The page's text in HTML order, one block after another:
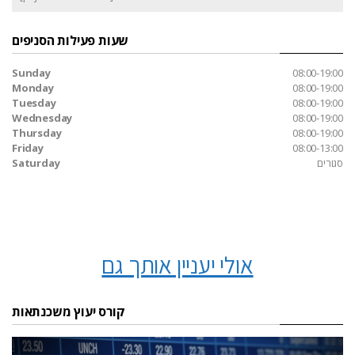
שעות פעילות הסניפים
Sunday
08:00-19:00
Monday
08:00-19:00
Tuesday
08:00-19:00
Wednesday
08:00-19:00
Thursday
08:00-19:00
Friday
08:00-13:00
Saturday
סגורים
אולי יעניין אותך גם
קורס יעוץ משכנתאות